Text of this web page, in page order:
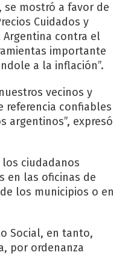
se mostró a favor de
Cuidados y
contra el
importante
a la inflación”.
vecinos y
referencia confiables
argentinos”, expresó
ciudadanos
en las oficinas de
los municipios o en
Social, en tanto,
por ordenanza